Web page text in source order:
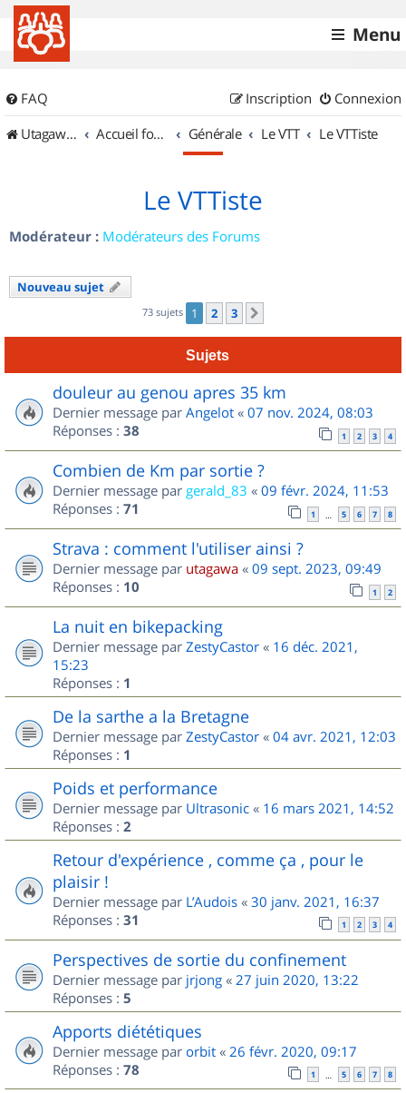
Menu
FAQ Connexion
Inscription
UtagawaVTT (Randos VTT et VTTAE avec traces GPS)
Accueil forum Générale Le VTT Le VTTiste
Le VTTiste
Modérateur : Modérateurs des Forums
Nouveau sujet
73 sujets 1 2 3
Sujets
douleur au genou apres 35 km
Dernier message par Angelot « 07 nov. 2024, 08:03
Réponses : 38 1 2 3 4
Combien de Km par sortie ?
Dernier message par gerald_83 « 09 févr. 2024, 11:53
Réponses : 71 1 … 5 6 7 8
Strava : comment l'utiliser ainsi ?
Dernier message par utagawa « 09 sept. 2023, 09:49
Réponses : 10 1 2
La nuit en bikepacking
Dernier message par ZestyCastor « 16 déc. 2021,
15:23
Réponses : 1
De la sarthe a la Bretagne
Dernier message par ZestyCastor « 04 avr. 2021, 12:03
Réponses : 1
Poids et performance
Dernier message par Ultrasonic « 16 mars 2021, 14:52
Réponses : 2
Retour d'expérience , comme ça , pour le
plaisir !
Dernier message par L’Audois « 30 janv. 2021, 16:37
Réponses : 31 1 2 3 4
Perspectives de sortie du confinement
Dernier message par jrjong « 27 juin 2020, 13:22
Réponses : 5
Apports diététiques
Dernier message par orbit « 26 févr. 2020, 09:17
Réponses : 78 1 … 5 6 7 8